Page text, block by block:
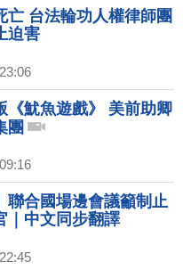
亡 台法輪功人權律師團
迫害
《魷魚遊戲》 美前助卿
團
聯合國場邊會議籲制止
｜中文同步翻譯